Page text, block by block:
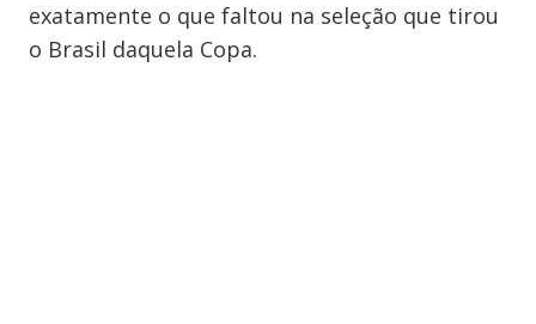
exatamente o que faltou na seleção que tirou
o Brasil daquela Copa.